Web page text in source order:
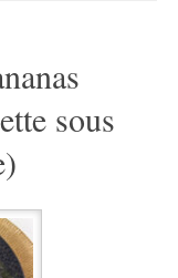
sous